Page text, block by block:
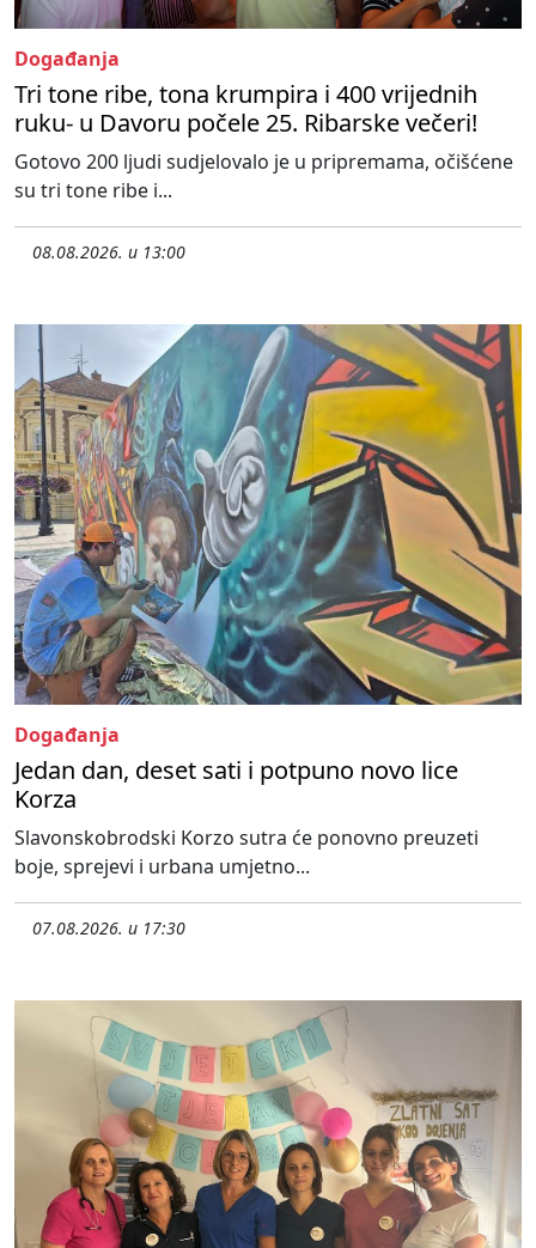
Događanja
Tri tone ribe, tona krumpira i 400 vrijednih
ruku- u Davoru počele 25. Ribarske večeri!
Gotovo 200 ljudi sudjelovalo je u pripremama, očišćene
su tri tone ribe i...
08.08.2026. u 13:00
Događanja
Jedan dan, deset sati i potpuno novo lice
Korza
Slavonskobrodski Korzo sutra će ponovno preuzeti
boje, sprejevi i urbana umjetno...
07.08.2026. u 17:30